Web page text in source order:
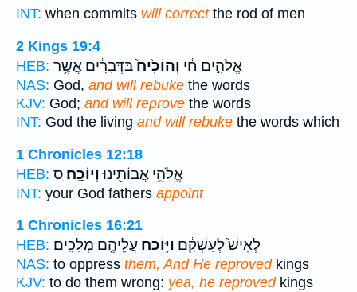
INT: when commits will correctthe rod of men
2 Kings 19:4
HEB:
אֱלֹהִ֣ים חַ֔י וְהוֹכִ֙יחַ֙בַּדְּבָרִ֔ים אֲשֶׁ֥ר
NAS: God, and will rebuke the words
KJV: God; and will reprove the words
INT: God the living and will rebuke the words which
1 Chronicles 12:18
HEB:
אֱלֹהֵ֥י אֲבוֹתֵ֖ינוּוְיוֹכַֽח׃ ס
INT: your God fathers appoint
1 Chronicles 16:21
HEB:
לְאִישׁ֙ לְעָשְׁקָ֔ם וַיּ֥וֹכַח עֲלֵיהֶ֖ם מְלָכִֽים׃
NAS: to oppress them, And He reprovedkings
KJV: to do them wrong: yea, he reprovedkings